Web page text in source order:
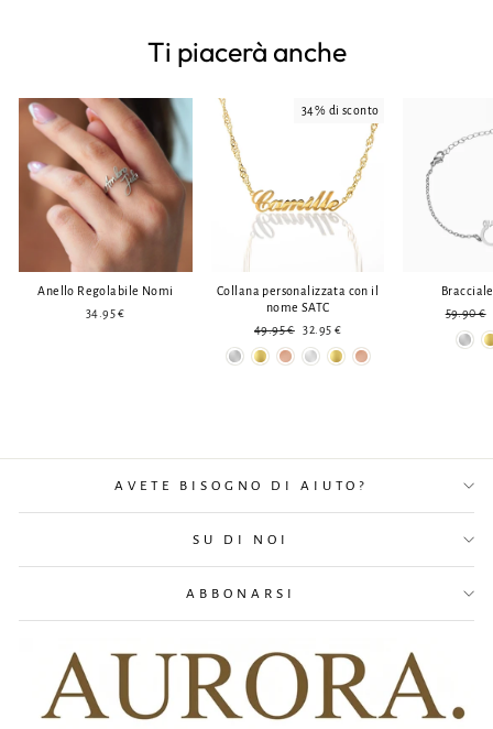
Ti piacerà anche
Anello Regolabile Nomi
34.95 €
34% di sconto
Collana personalizzata con il
nome SATC
Prezzo
normale
49.95 € Prezzo
ridotto
32.95 €
Prezzo
normale
59.90 €
AVETE BISOGNO DI AIUTO?
SU DI NOI
ABBONARSI